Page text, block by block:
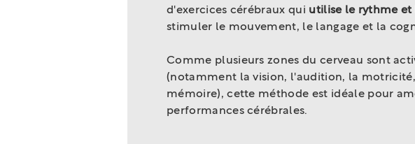
d'exercices cérébraux qui utilise le rythme et
stimuler le mouvement, le langage et la
Comme plusieurs zones du cerveau sont
(notamment la vision, l'audition, la
mémoire), cette méthode est idéale pour
performances cérébrales.